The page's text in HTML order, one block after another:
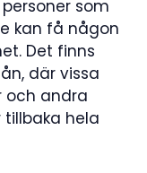
som
kan få någon
Det finns
där vissa
och andra
hela